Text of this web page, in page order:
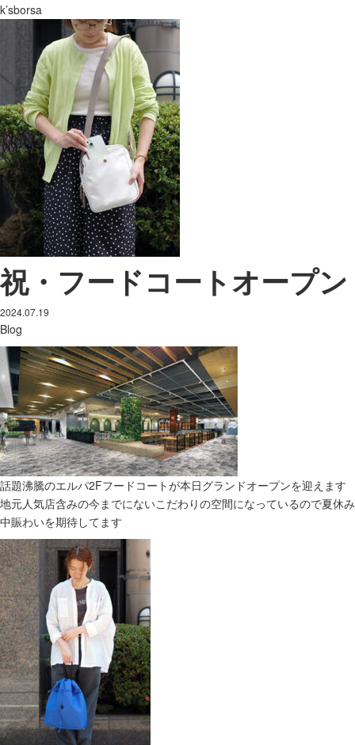
k’sborsa
祝・フードコートオープン
2024.07.19
Blog
話題沸騰のエルパ2Fフードコートが本日グランドオープンを迎えます
地元人気店含みの今までにないこだわりの空間になっているので夏休み
中賑わいを期待してます